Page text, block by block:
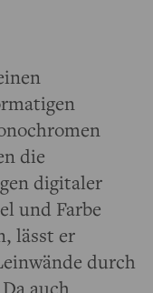
die
digitaler
und Farbe
lässt er
durch
auch